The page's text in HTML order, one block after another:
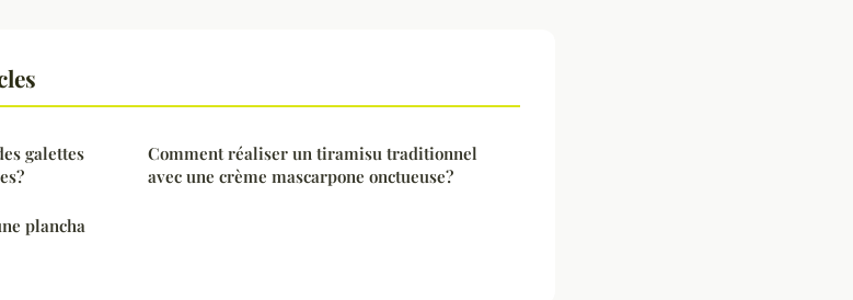
galettes
plancha
Comment réaliser un tiramisu traditionnel
avec une crème mascarpone onctueuse?